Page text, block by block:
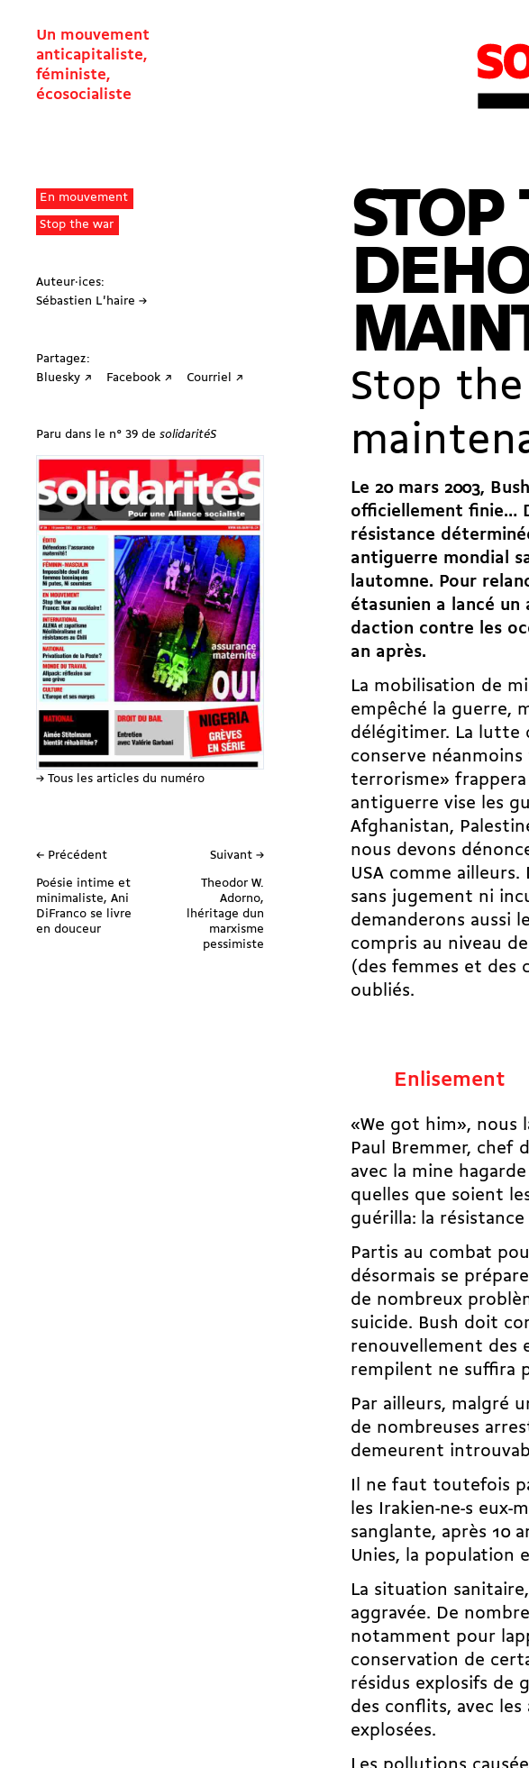
Un mouvement
anticapitaliste,
féministe,
écosocialiste
En mouvement
Stop the war
Auteur·ices:
Sébastien L'haire →
Partagez:
Bluesky ↗
Facebook ↗ Courriel ↗
Paru dans le n° 39 de solidaritéS
→ Tous les articles du numéro
← Précédent
Poésie intime et
minimaliste, Ani
DiFranco se livre
en douceur
Suivant →
Theodor W.
Adorno,
lhéritage dun
marxisme
pessimiste
STOP
Stop the
Le 20 mars 2003,
officiellement finie…
résistance
antiguerre mondial
lautomne. Pour
étasunien a lancé
daction contre les
an après.
La mobilisation de
empêché la guerre,
délégitimer. La lutte
conserve
terrorisme»
antiguerre vise les
Afghanistan,
nous devons
USA comme
sans jugement ni
demanderons aussi
compris au niveau
(des femmes et des
oubliés.
Enlisement
«We got him», nous
Paul Bremmer, chef
avec la mine
quelles que soient
guérilla: la
Partis au combat
désormais se
de nombreux
suicide. Bush doit
renouvellement des
rempilent ne suffira
Par ailleurs, malgré
de nombreuses
demeurent
Il ne faut toutefois
les Irakien-ne-s eux-
sanglante, après 10
Unies, la population
La situation
aggravée. De
notamment pour
conservation de
résidus explosifs de
des conflits, avec
explosées.